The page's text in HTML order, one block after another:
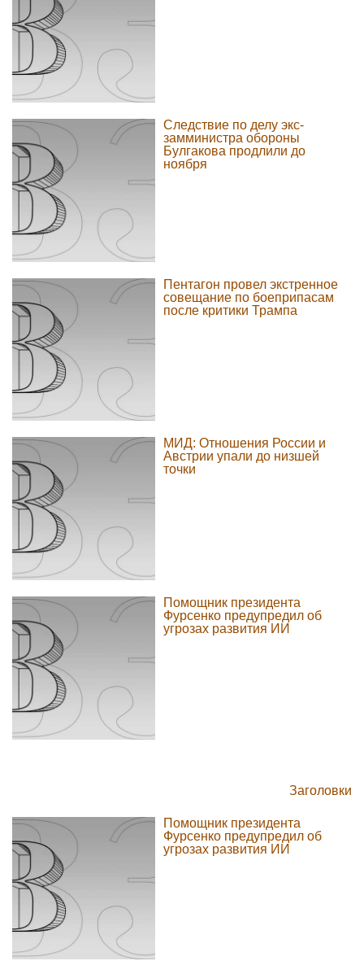
Следствие по делу экс-
замминистра обороны
Булгакова продлили до
ноября
Пентагон провел экстренное
совещание по боеприпасам
после критики Трампа
МИД: Отношения России и
Австрии упали до низшей
точки
Помощник президента
Фурсенко предупредил об
угрозах развития ИИ
Заголовки
Помощник президента
Фурсенко предупредил об
угрозах развития ИИ